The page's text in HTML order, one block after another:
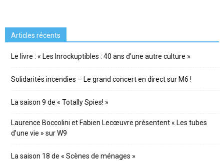
Articles récents
Le livre : « Les Inrockuptibles : 40 ans d’une autre culture »
Solidarités incendies – Le grand concert en direct sur M6 !
La saison 9 de « Totally Spies! »
Laurence Boccolini et Fabien Lecœuvre présentent « Les tubes
d’une vie » sur W9
La saison 18 de « Scènes de ménages »